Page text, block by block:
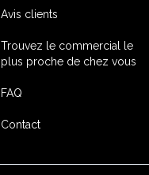
Avis clients
Trouvez le commercial le
plus proche de chez vous
FAQ
Contact